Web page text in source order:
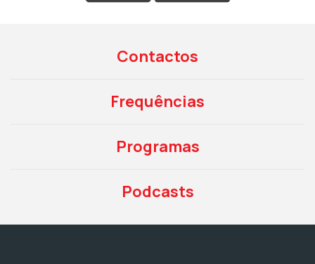
Contactos
Frequências
Programas
Podcasts